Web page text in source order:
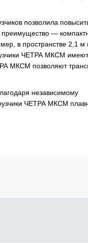
позволила
—
в пространстве 2,1 м
ЧЕТРА МКСМ имеют
МКСМ позволяют
независимому
ЧЕТРА МКСМ